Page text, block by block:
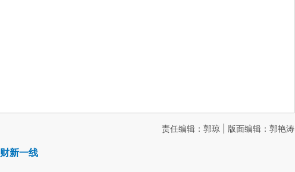
责任编辑：郭琼 | 版面编辑：郭艳涛
财新一线